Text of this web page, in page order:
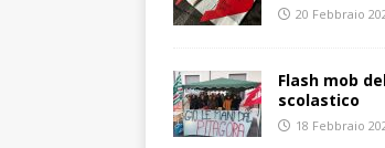
20 Febbraio
Flash mob
scolastico
18 Febbraio